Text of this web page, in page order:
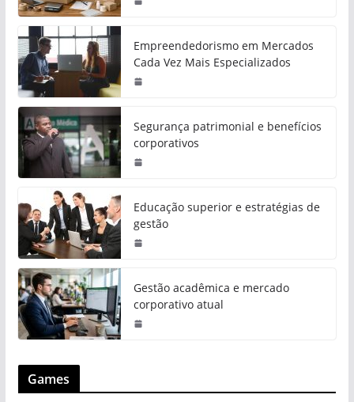
Empreendedorismo em Mercados
Cada Vez Mais Especializados
Segurança patrimonial e benefícios
corporativos
Educação superior e estratégias de
gestão
Gestão acadêmica e mercado
corporativo atual
Games